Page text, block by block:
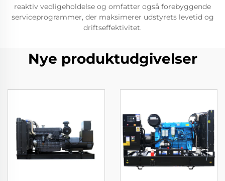
reaktiv vedligeholdelse og omfatter også forebyggende
serviceprogrammer, der maksimerer udstyrets levetid og
driftseffektivitet.
Nye produktudgivelser